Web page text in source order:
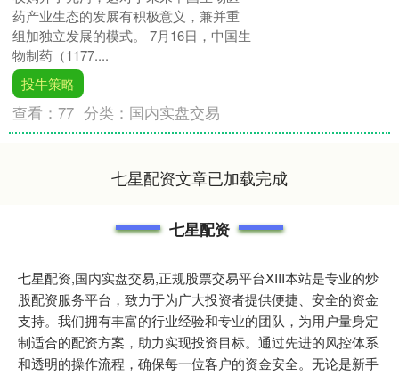
药产业生态的发展有积极意义，兼并重
组加独立发展的模式。 7月16日，中国生
物制药（1177....
投牛策略
查看：77 分类： 国内实盘交易
七星配资文章已加载完成
七星配资
七星配资,国内实盘交易,正规股票交易平台XIII‌本站是专业的炒
股配资服务平台，致力于为广大投资者提供便捷、安全的资金
支持。我们拥有丰富的行业经验和专业的团队，为用户量身定
制适合的配资方案，助力实现投资目标。通过先进的风控体系
和透明的操作流程，确保每一位客户的资金安全。无论是新手